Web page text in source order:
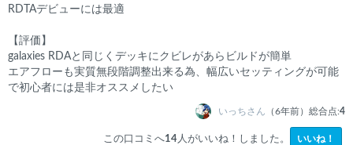
RDTAデビューには最適
【評価】
galaxies RDAと同じくデッキにクビレがあらビルドが簡単
エアフローも実質無段階調整出来る為、幅広いセッティングが可能
で初心者には是非オススメしたい
いっちさん （6年前） 総合点:4
この口コミへ14 人がいいね！しました。 いいね！